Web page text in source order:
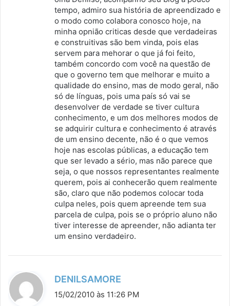
s
e
:
tempo, admiro sua história de apreendizado e
o modo como colabora conosco hoje, na
minha opnião criticas desde que verdadeiras
e construitivas são bem vinda, pois elas
servem para mehorar o que já foi feito,
também concordo com você na questão de
que o governo tem que melhorar e muito a
qualidade do ensino, mas de modo geral, não
só de línguas, pois uma país só vai se
desenvolver de verdade se tiver cultura
conhecimento, e um dos melhores modos de
se adquirir cultura e conhecimento é através
de um ensino decente, não é o que vemos
hoje nas escolas públicas, a educação tem
que ser levado a sério, mas não parece que
seja, o que nossos representantes realmente
querem, pois ai conhecerão quem realmente
são, claro que não podemos colocar toda
culpa neles, pois quem apreende tem sua
parcela de culpa, pois se o próprio aluno não
tiver interesse de apreender, não adianta ter
um ensino verdadeiro.
DENILSAMORE
i
15/02/2010 às 11:26 PM